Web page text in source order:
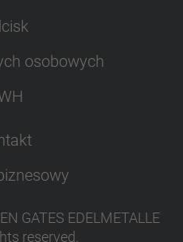
osobowych
GATES EDELMETALLE
reserved